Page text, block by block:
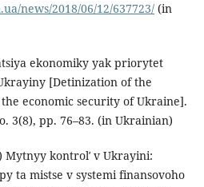
news/2018/06/12/637723/(in
ekonomiky yak priorytet
[Detinization of the
economic security of Ukraine].
3(8), pp. 76–83. (in Ukrainian)
Mytnyy kontrolʹ v Ukrayini:
ta mistse v systemi finansovoho